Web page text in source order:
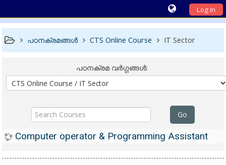
Log In
പഠനക്രമങ്ങള്‍ CTS Online Course IT Sector
പഠനക്രമ വര്‍ഗ്ഗങ്ങള്‍:
Search
Courses
Go
Computer operator & Programming Assistant